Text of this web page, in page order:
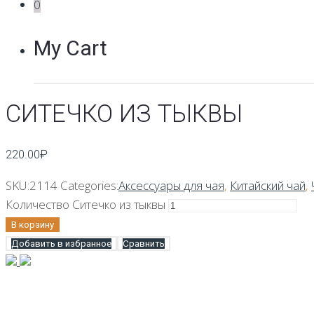
0
My Cart
СИТЕЧКО ИЗ ТЫКВЫ
220.00₽
SKU:2114 Categories:Аксессуары для чая, Китайский чай,
Количество Ситечко из тыквы
В корзину
Добавить в избранное
Сравнить